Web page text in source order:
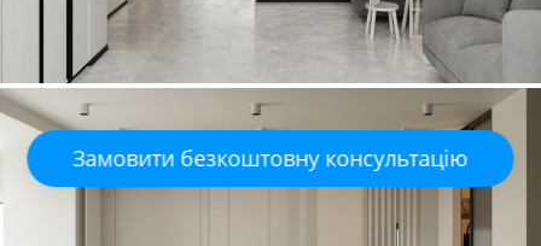
Замовити безкоштовну консультацію